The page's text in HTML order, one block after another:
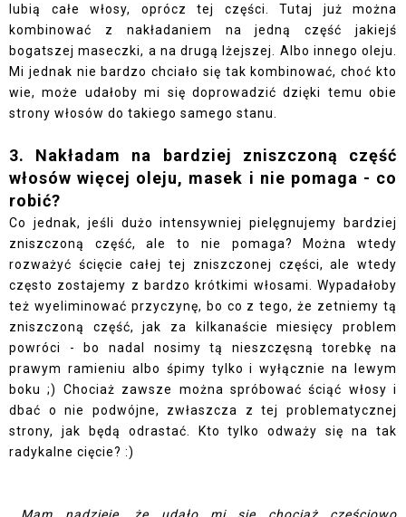
lubią całe włosy, oprócz tej części. Tutaj już można
kombinować z nakładaniem na jedną część jakiejś
bogatszej maseczki, a na drugą lżejszej. Albo innego oleju.
Mi jednak nie bardzo chciało się tak kombinować, choć kto
wie, może udałoby mi się doprowadzić dzięki temu obie
strony włosów do takiego samego stanu.
3. Nakładam na bardziej zniszczoną część
włosów więcej oleju, masek i nie pomaga - co
robić?
Co jednak, jeśli dużo intensywniej pielęgnujemy bardziej
zniszczoną część, ale to nie pomaga? Można wtedy
rozważyć ścięcie całej tej zniszczonej części, ale wtedy
często zostajemy z bardzo krótkimi włosami. Wypadałoby
też wyeliminować przyczynę, bo co z tego, że zetniemy tą
zniszczoną część, jak za kilkanaście miesięcy problem
powróci - bo nadal nosimy tą nieszczęsną torebkę na
prawym ramieniu albo śpimy tylko i wyłącznie na lewym
boku ;) Chociaż zawsze można spróbować ściąć włosy i
dbać o nie podwójne, zwłaszcza z tej problematycznej
strony, jak będą odrastać. Kto tylko odważy się na tak
radykalne cięcie? :)
Mam nadzieję, że udało mi się chociaż częściowo